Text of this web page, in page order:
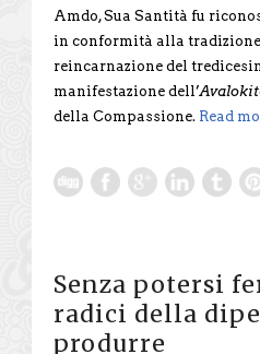
Amdo, Sua Santità fu
in conformità alla
reincarnazione del
manifestazione dell’
della Compassione. Read
Senza potersi
radici della
produrre